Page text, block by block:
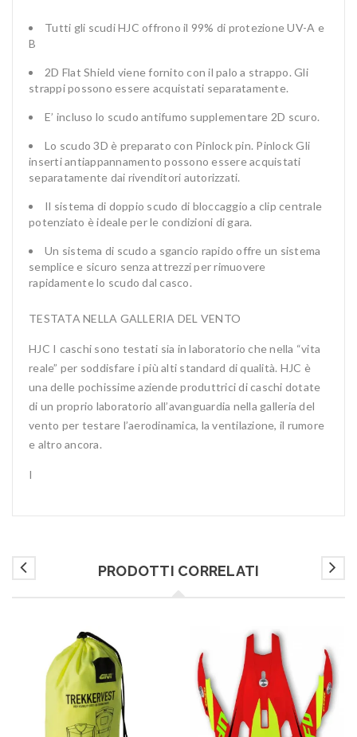
Tutti gli scudi HJC offrono il 99% di protezione UV-A e
B
2D Flat Shield viene fornito con il palo a strappo. Gli
strappi possono essere acquistati separatamente.
E’ incluso lo scudo antifumo supplementare 2D scuro.
Lo scudo 3D è preparato con Pinlock pin. Pinlock Gli
inserti antiappannamento possono essere acquistati
separatamente dai rivenditori autorizzati.
Il sistema di doppio scudo di bloccaggio a clip centrale
potenziato è ideale per le condizioni di gara.
Un sistema di scudo a sgancio rapido offre un sistema
semplice e sicuro senza attrezzi per rimuovere
rapidamente lo scudo dal casco.
TESTATA NELLA GALLERIA DEL VENTO
HJC I caschi sono testati sia in laboratorio che nella “vita
reale” per soddisfare i più alti standard di qualità. HJC è
una delle pochissime aziende produttrici di caschi dotate
di un proprio laboratorio all’avanguardia nella galleria del
vento per testare l’aerodinamica, la ventilazione, il rumore
e altro ancora.
I
PRODOTTI CORRELATI